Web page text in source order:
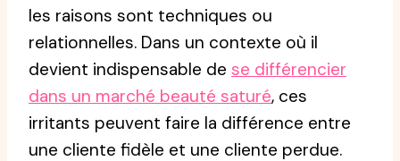
les raisons sont techniques ou
relationnelles. Dans un contexte où il
devient indispensable de se différencier
dans un marché beauté saturé, ces
irritants peuvent faire la différence entre
une cliente fidèle et une cliente perdue.